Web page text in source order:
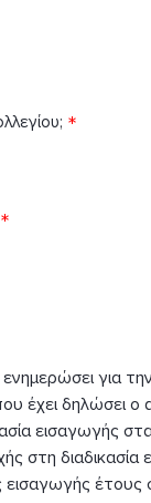
για
έχει δηλώσει
εισαγωγής
στη
έτους